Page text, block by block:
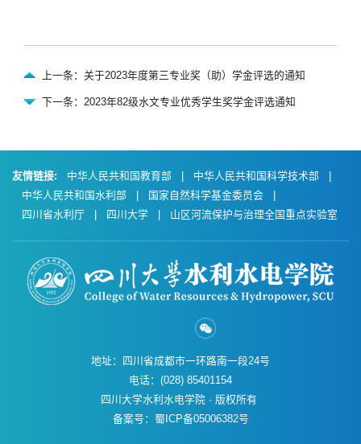
上一条：关于2023年度第三专业奖（助）学金评选的通知
下一条：2023年82级水文专业优秀学生奖学金评选通知
友情链接: 中华人民共和国教育部 中华人民共和国科学技术部
中华人民共和国水利部
国家自然科学基金委员会
四川省水利厅
四川大学 山区河流保护与治理全国重点实验室
地址：四川省成都市一环路南一段24号
电话：(028) 85401154
四川大学水利水电学院 · 版权所有
备案号：蜀ICP备05006382号